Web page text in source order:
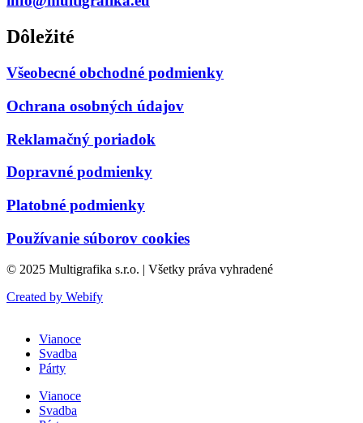
Dôležité
Všeobecné obchodné podmienky
Ochrana osobných údajov
Reklamačný poriadok
Dopravné podmienky
Platobné podmienky
Používanie súborov cookies
© 2025 Multigrafika s.r.o. | Všetky práva vyhradené
Created by Webify
Vianoce
Svadba
Párty
Vianoce
Svadba